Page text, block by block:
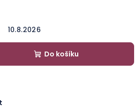
10.8.2026
Do košíku